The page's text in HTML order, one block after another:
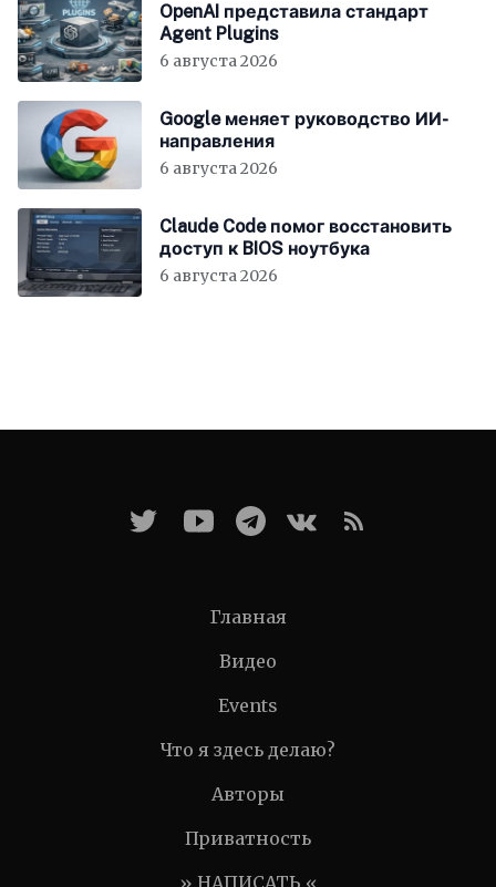
OpenAI представила стандарт
Agent Plugins
6 августа 2026
Google меняет руководство ИИ-
направления
6 августа 2026
Claude Code помог восстановить
доступ к BIOS ноутбука
6 августа 2026
Главная
Видео
Events
Что я здесь делаю?
Авторы
Приватность